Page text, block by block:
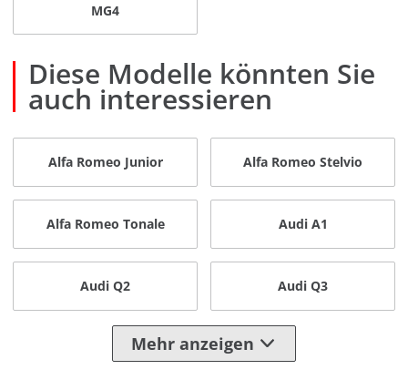
MG4
Diese Modelle könnten Sie
auch interessieren
Alfa Romeo Junior Alfa Romeo Stelvio
Alfa Romeo Tonale Audi A1
Audi Q2 Audi Q3
Mehr anzeigen